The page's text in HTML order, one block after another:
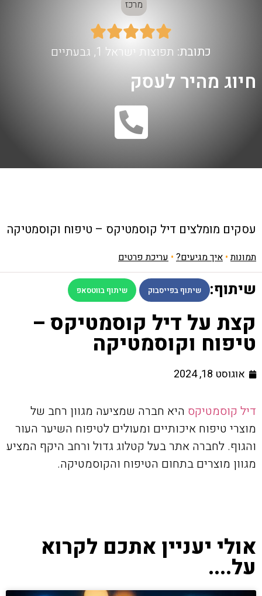
מרכז





כתובת: תפוצות ישראל 1, גבעתיים
חיוג מהיר לעסק
עסקים מומלצים דיל קוסמטיקס – טיפוח וקוסמטיקה
תמונות• איך מגיעים? • עריכת פרטים
שיתוף: שיתוף בפייסבוק שיתוף בווטסאפ
קצת על דיל קוסמטיקס –
טיפוח וקוסמטיקה
אוגוסט 18, 2024
דיל קוסמטיקס היא חברה שמציעה מגוון רחב של
מוצרי טיפוח איכותיים ומעולים לטיפוח השיער העור
והגוף. לחברה אתר בעל קטלוג גדול ורחב היקף המציע
מגוון מוצרים בתחום הטיפוח והקוסמטיקה.
אולי יעניין אתכם לקרוא
על....